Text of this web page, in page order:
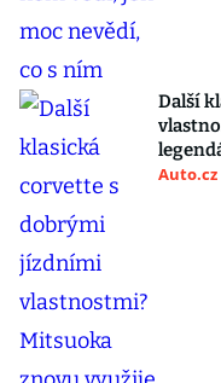
Další
Auto.cz